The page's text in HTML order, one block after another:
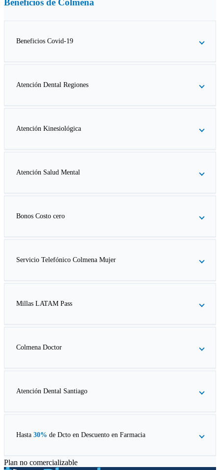
Beneficios de Colmena
Beneficios Covid-19
Atención Dental Regiones
Atención Kinesiológica
Atención Salud Mental
Bonos Costo cero
Servicio Telefónico Colmena Mujer
Millas LATAM Pass
Colmena Doctor
Atención Dental Santiago
Hasta 30% de Dcto en Descuento en Farmacia
Plan no comercializable